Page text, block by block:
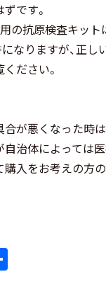
です。
の抗原検査キッ
になりますが、正
ださい。
が悪くなった時
治体によっては
入をお考えの方